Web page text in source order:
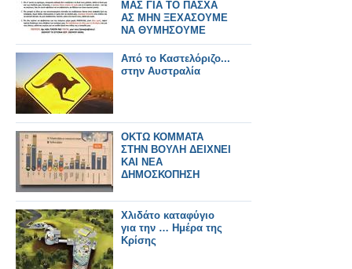
ΜΑΣ ΓΙΑ ΤΟ ΠΑΣΧΑ
ΑΣ ΜΗΝ ΞΕΧΑΣΟΥΜΕ
ΝΑ ΘΥΜΗΣΟΥΜΕ
ΣΤΟΥΣ
ΗΛΙΚΙΩΜΕΝΟΥΣ....
Από το Καστελόριζο...
στην Αυστραλία
ΟΚΤΩ ΚΟΜΜΑΤΑ
ΣΤΗΝ ΒΟΥΛΗ ΔΕΙΧΝΕΙ
ΚΑΙ ΝΕΑ
ΔΗΜΟΣΚΟΠΗΣΗ
Χλιδάτο καταφύγιο
για την … Ημέρα της
Κρίσης